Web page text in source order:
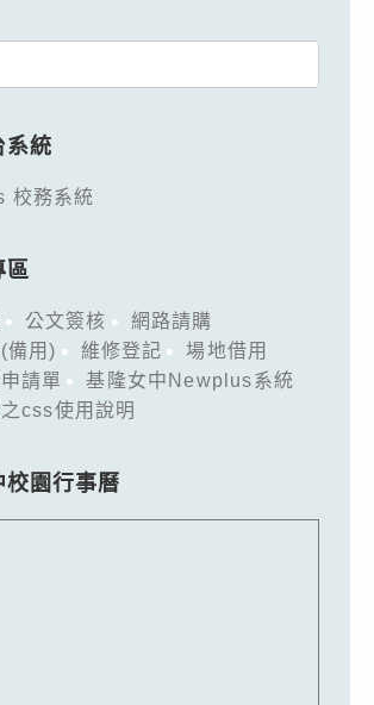
系統
校務系統
區
公文簽核
網路請購
備用)
維修登記
場地借用
請單
基隆女中Newplus系統
css使用說明
校園行事曆